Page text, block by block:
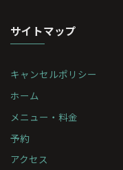
サイトマップ
キャンセルポリシー
ホーム
メニュー・料金
予約
アクセス